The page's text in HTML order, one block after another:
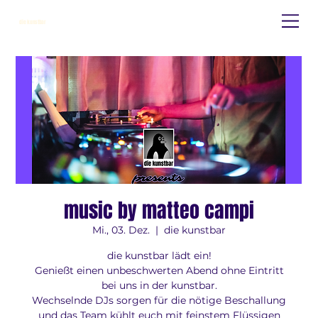
die kunstbar
music by matteo campi
Mi., 03. Dez.
  |
die kunstbar
die kunstbar lädt ein!
Genießt einen unbeschwerten Abend ohne Eintritt
bei uns in der kunstbar.
Wechselnde DJs sorgen für die nötige Beschallung
und das Team kühlt euch mit feinstem Flüssigen